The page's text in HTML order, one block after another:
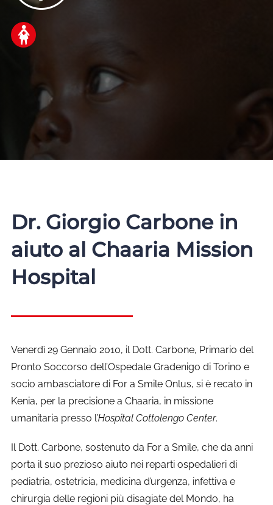
Dr. Giorgio Carbone in
aiuto al Chaaria Mission
Hospital
Venerdì 29 Gennaio 2010, il Dott. Carbone, Primario del
Pronto Soccorso dell’Ospedale Gradenigo di Torino e
socio ambasciatore di For a Smile Onlus, si è recato in
Kenia, per la precisione a Chaaria, in missione
umanitaria presso l’Hospital Cottolengo Center.
Il Dott. Carbone, sostenuto da For a Smile, che da anni
porta il suo prezioso aiuto nei reparti ospedalieri di
pediatria, ostetricia, medicina d’urgenza, infettiva e
chirurgia delle regioni più disagiate del Mondo, ha